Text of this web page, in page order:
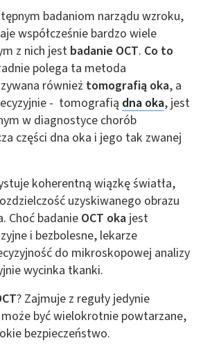
badaniom narządu wzroku,
współcześnie bardzo wiele
z nich jestbadanie OCT. Co to
polega ta metoda
również tomografią oka, a
- tomografią dna oka, jest
w diagnostyce chorób
części dna oka i jego tak zwanej
koherentną wiązkę światła,
uzyskiwanego obrazu
Choć badanieOCT oka jest
i bezbolesne, lekarze
do mikroskopowej analizy
wycinka tkanki.
? Zajmuje z reguły jedynie
być wielokrotnie powtarzane,
bezpieczeństwo.